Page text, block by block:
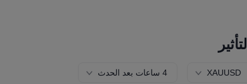
التأثير
XAUUSD 4 ساعات بعد الحدث